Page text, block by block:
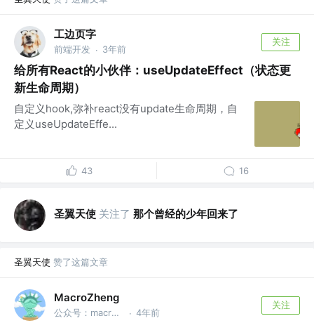
工边页字
前端开发 · 3年前
关注
给所有React的小伙伴：useUpdateEffect（状态更
新生命周期）
自定义hook,弥补react没有update生命周期，自
定义useUpdateEffe...
43 16
圣翼天使 关注了 那个曾经的少年回来了
圣翼天使 赞了这篇文章
MacroZheng
公众号：macrozheng · 4年前
关注